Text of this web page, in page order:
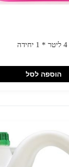
הוספה לסל